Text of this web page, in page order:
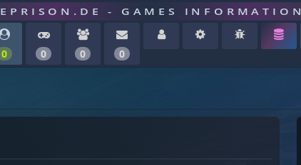
EPRISON.DE - GAMES INFORMATION
0 0 0 0